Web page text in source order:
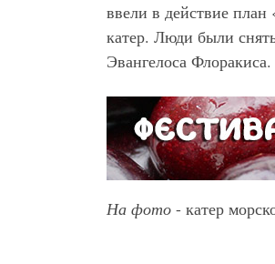
ввели в действие
катер. Люди были
Эвангелоса Флоракиса.
На фото - катер